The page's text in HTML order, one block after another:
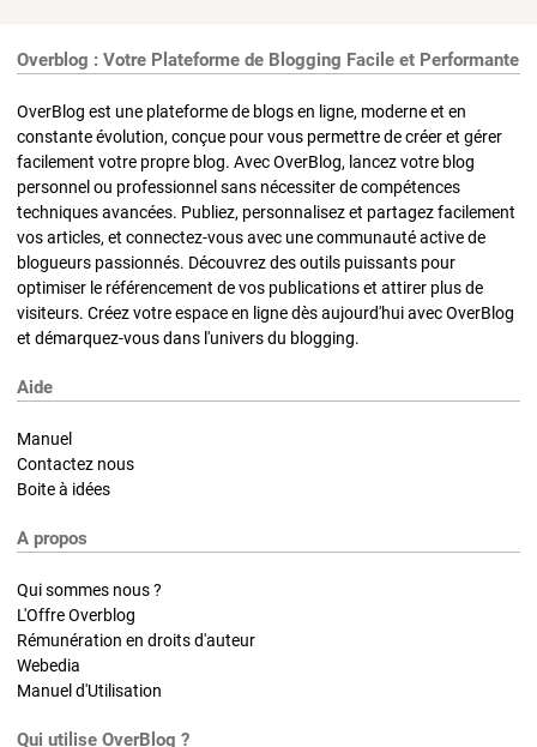
Overblog : Votre Plateforme de Blogging Facile et Performante
OverBlog est une plateforme de blogs en ligne, moderne et en
constante évolution, conçue pour vous permettre de créer et gérer
facilement votre propre blog. Avec OverBlog, lancez votre blog
personnel ou professionnel sans nécessiter de compétences
techniques avancées. Publiez, personnalisez et partagez facilement
vos articles, et connectez-vous avec une communauté active de
blogueurs passionnés. Découvrez des outils puissants pour
optimiser le référencement de vos publications et attirer plus de
visiteurs. Créez votre espace en ligne dès aujourd'hui avec OverBlog
et démarquez-vous dans l'univers du blogging.
Aide
Manuel
Contactez nous
Boite à idées
A propos
Qui sommes nous ?
L'Offre Overblog
Rémunération en droits d'auteur
Webedia
Manuel d'Utilisation
Qui utilise OverBlog ?